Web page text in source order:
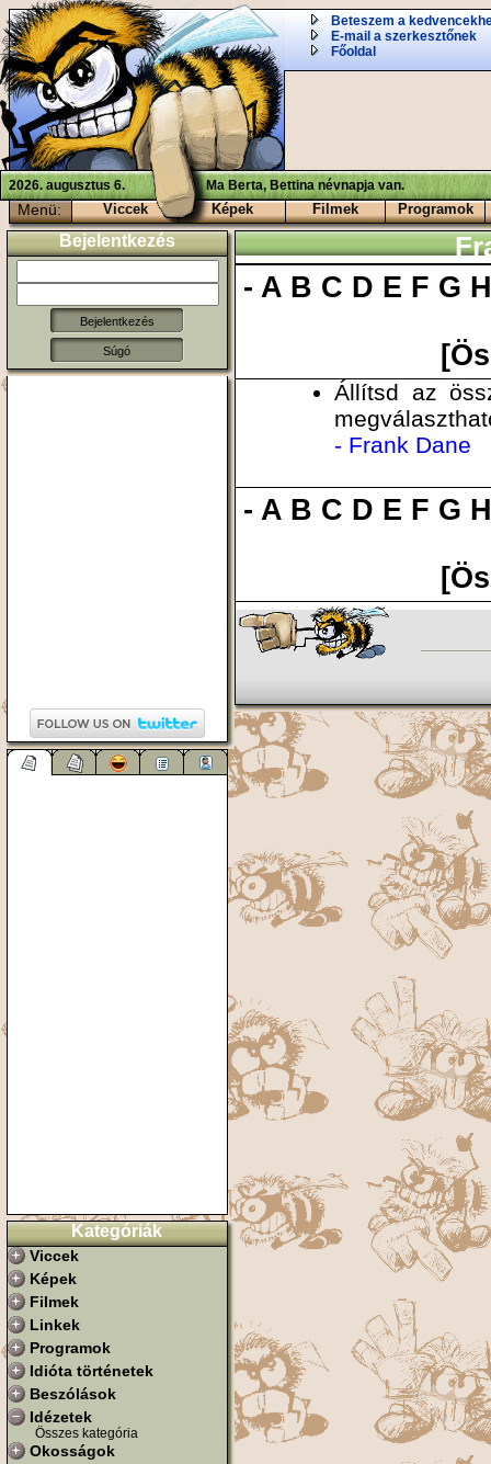
Beteszem a
E-mail a szerkesztőnek
Főoldal
2026. augusztus 6. Ma Berta, Bettina névnapja van.
Menü: Viccek Képek Filmek Programok
Bejelentkezés
Súgó
Kategóriák
Viccek
Képek
Filmek
Linkek
Programok
Idióta történetek
Beszólások
Idézetek
Összes kategória
Okosságok
-A B C D E F G
Állítsd az
- Frank Dane
-A B C D E F G